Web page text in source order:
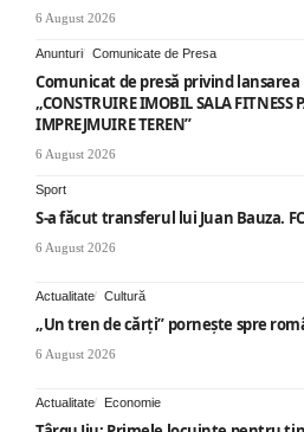
6 August 2026
Anunturi Comunicate de Presa
Comunicat de presă privind
„CONSTRUIRE IMOBIL SALA FITNESS
IMPREJMUIRE TEREN”
6 August 2026
Sport
S-a făcut transferul lui Juan Bauza.
6 August 2026
Actualitate Cultură
„Un tren de cărți” pornește spre
6 August 2026
Actualitate Economie